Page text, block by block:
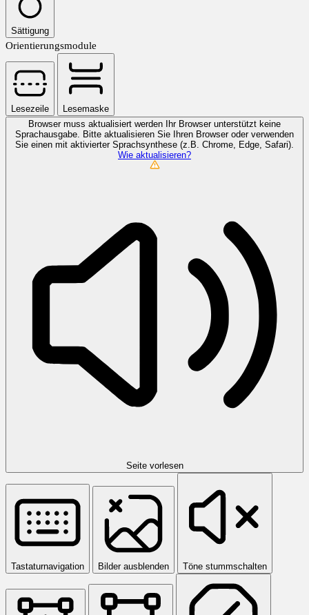
Sättigung
Orientierungsmodule
Lesezeile
Lesemaske
Browser muss aktualisiert werden
Ihr Browser unterstützt keine
Sprachausgabe. Bitte aktualisieren Sie Ihren Browser oder verwenden
Sie einen mit aktivierter Sprachsynthese (z.B. Chrome, Edge, Safari).
Wie aktualisieren?
Seite vorlesen
Tastaturnavigation Bilder ausblenden Töne stummschalten